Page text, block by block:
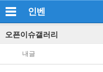
인벤
오픈이슈갤러리
내글